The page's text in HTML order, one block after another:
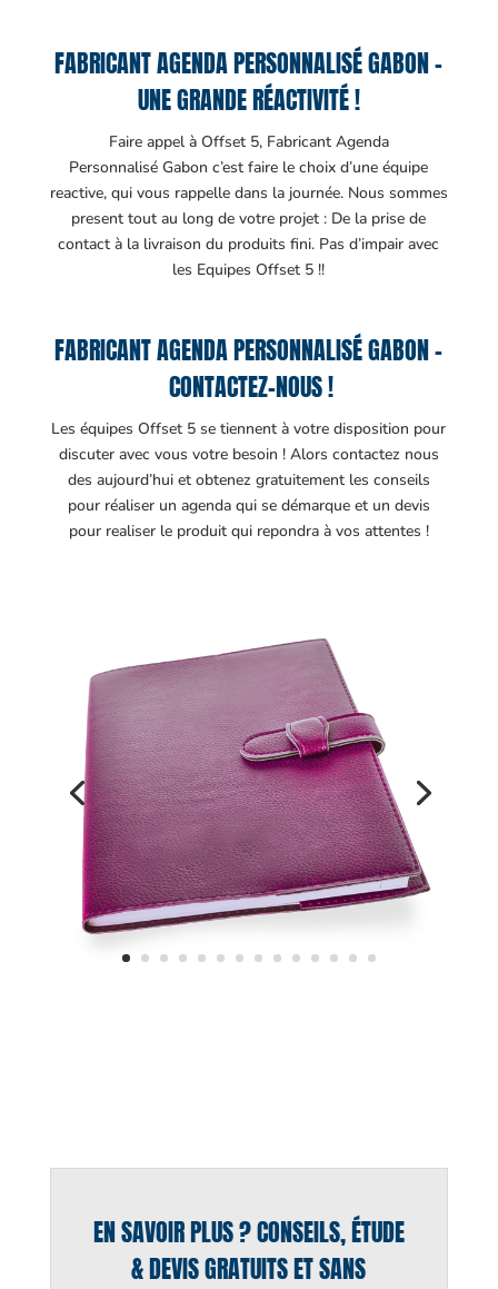
FABRICANT AGENDA PERSONNALISÉ GABON –
UNE GRANDE RÉACTIVITÉ !
Faire appel à Offset 5, Fabricant Agenda
Personnalisé Gabon c’est faire le choix d’une équipe
reactive, qui vous rappelle dans la journée. Nous sommes
present tout au long de votre projet : De la prise de
contact à la livraison du produits fini. Pas d’impair avec
les Equipes Offset 5 !!
FABRICANT AGENDA PERSONNALISÉ GABON –
CONTACTEZ-NOUS !
Les équipes Offset 5 se tiennent à votre disposition pour
discuter avec vous votre besoin ! Alors contactez nous
des aujourd’hui et obtenez gratuitement les conseils
pour réaliser un agenda qui se démarque et un devis
pour realiser le produit qui repondra à vos attentes !
EN SAVOIR PLUS ? CONSEILS, ÉTUDE
& DEVIS GRATUITS ET SANS